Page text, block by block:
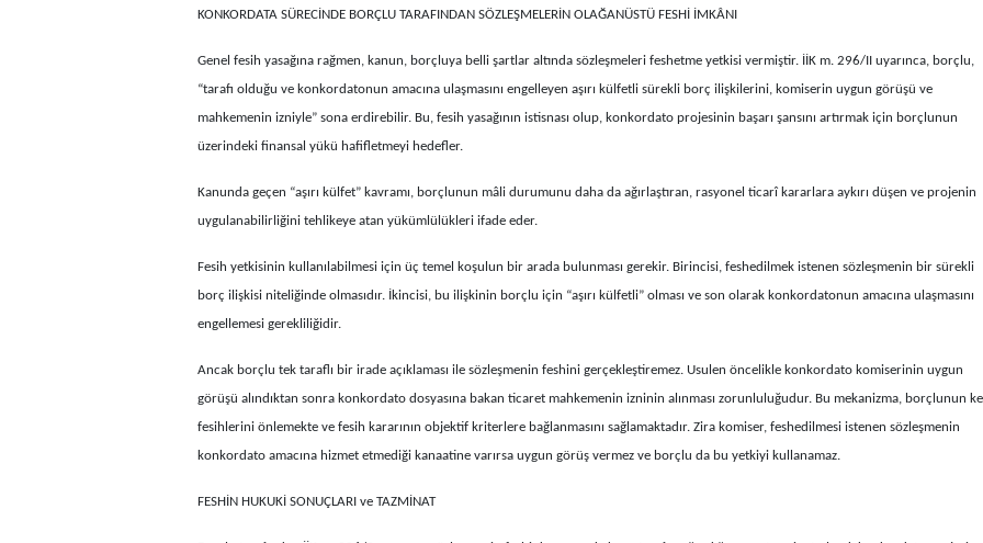
KONKORDATA SÜRECİNDE BORÇLU TARAFINDAN SÖZLEŞMELERİN OLAĞANÜSTÜ FESHİ İMKÂNI
Genel fesih yasağına rağmen, kanun, borçluya belli şartlar altında sözleşmeleri feshetme yetkisi vermiştir. İİK m. 296/II uyarınca, borçlu,
“tarafı olduğu ve konkordatonun amacına ulaşmasını engelleyen aşırı külfetli sürekli borç ilişkilerini, komiserin uygun görüşü ve
mahkemenin izniyle” sona erdirebilir. Bu, fesih yasağının istisnası olup, konkordato projesinin başarı şansını artırmak için borçlunun
üzerindeki finansal yükü hafifletmeyi hedefler.
Kanunda geçen “aşırı külfet” kavramı, borçlunun mâli durumunu daha da ağırlaştıran, rasyonel ticarî kararlara aykırı düşen ve projenin
uygulanabilirliğini tehlikeye atan yükümlülükleri ifade eder.
Fesih yetkisinin kullanılabilmesi için üç temel koşulun bir arada bulunması gerekir. Birincisi, feshedilmek istenen sözleşmenin bir sürekli
borç ilişkisi niteliğinde olmasıdır. İkincisi, bu ilişkinin borçlu için “aşırı külfetli” olması ve son olarak konkordatonun amacına ulaşmasını
engellemesi gerekliliğidir.
Ancak borçlu tek taraflı bir irade açıklaması ile sözleşmenin feshini gerçekleştiremez. Usulen öncelikle konkordato komiserinin uygun
görüşü alındıktan sonra konkordato dosyasına bakan ticaret mahkemenin izninin alınması zorunluluğudur. Bu mekanizma, borçlunun
fesihlerini önlemekte ve fesih kararının objektif kriterlere bağlanmasını sağlamaktadır. Zira komiser, feshedilmesi istenen sözleşmenin
konkordato amacına hizmet etmediği kanaatine varırsa uygun görüş vermez ve borçlu da bu yetkiyi kullanamaz.
FESHİN HUKUKİ SONUÇLARI ve TAZMİNAT